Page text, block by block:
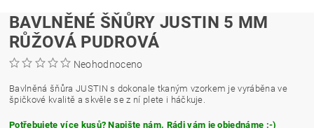
BAVLNĚNÉ ŠŇŮRY JUSTIN 5 MM
RŮŽOVÁ PUDROVÁ
Neohodnoceno
Bavlněná šňůra JUSTIN s dokonale tkaným vzorkem je vyráběna ve
špičkové kvalitě a skvěle se z ní plete i háčkuje.
Potřebujete více kusů? Napište nám. Rádi vám je objednáme :-)